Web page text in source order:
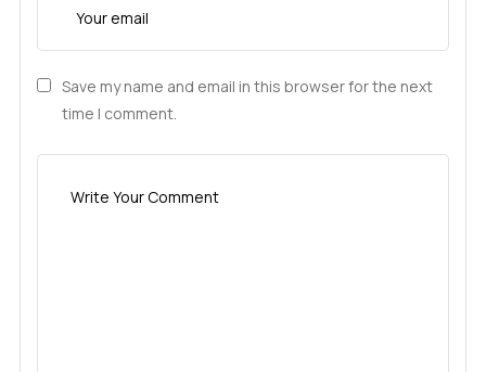
Save my name and email in this browser for the next
time I comment.